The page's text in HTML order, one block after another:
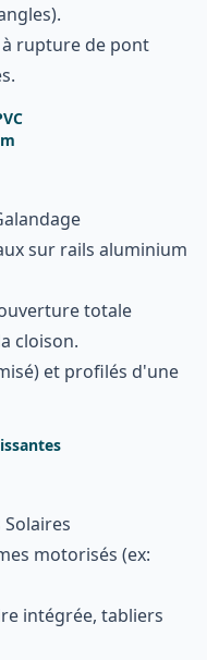
à rupture de pont
sur rails aluminium
totale
cloison.
et profilés d'une
motorisés (ex:
intégrée, tabliers